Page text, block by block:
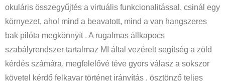
okuláris összegyűjtés a virtuális funkcionalitással, csinál egy
környezet, ahol mind a beavatott, mind a van hangszeres
bak pilóta megkönnyít . A rugalmas állkapocs
szabályrendszer tartalmaz MI által vezérelt segítség a zöld
kérdés számára, megfelelővé téve gyors válasz a sokszor
követel kérdő felkavar történet irányítás , ösztönző teljes